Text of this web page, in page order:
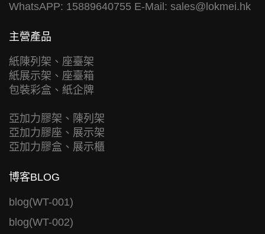
WhatsAPP: 15889640755 E-Mail: sales@lokmei.hk
主營產品
紙陳列架、座臺架
紙展示架、座臺箱
包裝彩盒、紙企牌
亞加力膠架、陳列架
亞加力膠座、展示架
亞加力膠盒、展示櫃
博客BLOG
blog(WT-001)
blog(WT-002)